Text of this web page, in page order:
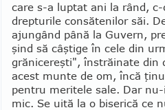
care s-a luptat ani la rând,
drepturile consă­tenilor săi.
ajun­gând pâ­nă la Gu­vern,
şind să câş­tige în cele din
grănicereşti", în­stră­i­nate din
acest mun­te de om, încă
pentru meritele sa­le. Dar
mic. Se uită la o bise­ri­că ce